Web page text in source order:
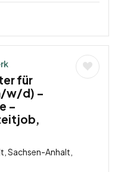
für
w/d) –
–
Sachsen-Anhalt,